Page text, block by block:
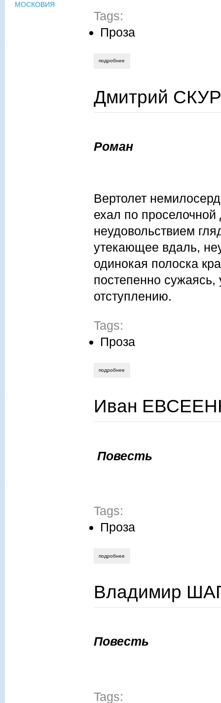
Tags:
Проза
подробнее
Дмитрий
Роман
Вертолет
ехал по
неудовольствием
утекающее вдаль,
одинокая полоска
постепенно
отступлению.
Tags:
Проза
подробнее
Иван
Повесть
Tags:
Проза
подробнее
Владимир
Повесть
Tags:
МОСКОВИЯ